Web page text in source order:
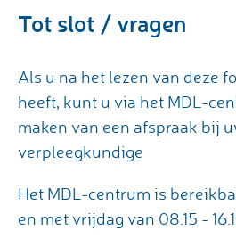
Tot slot / vragen
Als u na het lezen van deze
heeft, kunt u via het MDL-
maken van een afspraak bij
verpleegkundige
Het MDL-centrum is
en met vrijdag van 08.15 -